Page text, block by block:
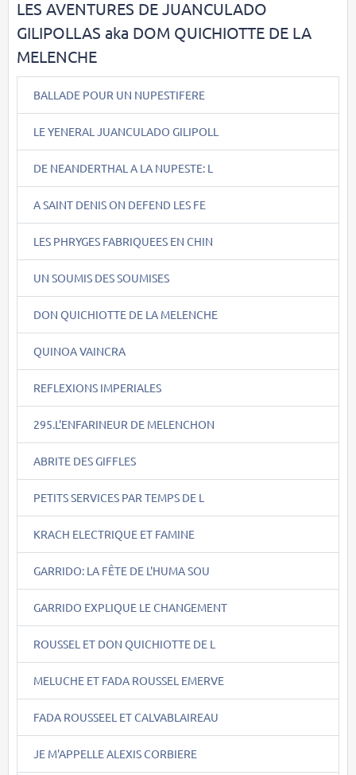
LES AVENTURES DE JUANCULADO
GILIPOLLAS aka DOM QUICHIOTTE DE LA
MELENCHE
BALLADE POUR UN NUPESTIFERE
LE YENERAL JUANCULADO GILIPOLL
DE NEANDERTHAL A LA NUPESTE: L
A SAINT DENIS ON DEFEND LES FE
LES PHRYGES FABRIQUEES EN CHIN
UN SOUMIS DES SOUMISES
DON QUICHIOTTE DE LA MELENCHE
QUINOA VAINCRA
REFLEXIONS IMPERIALES
295.L'ENFARINEUR DE MELENCHON
ABRITE DES GIFFLES
PETITS SERVICES PAR TEMPS DE L
KRACH ELECTRIQUE ET FAMINE
GARRIDO: LA FÊTE DE L'HUMA SOU
GARRIDO EXPLIQUE LE CHANGEMENT
ROUSSEL ET DON QUICHIOTTE DE L
MELUCHE ET FADA ROUSSEL EMERVE
FADA ROUSSEEL ET CALVABLAIREAU
JE M'APPELLE ALEXIS CORBIERE